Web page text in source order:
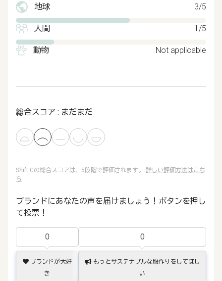
地球 3/5
人間 1/5
動物 Not applicable
総合スコア : まだまだ
Shift Cの総合スコアは、5段階で評価されます。 詳しい評価方法はこち
ら
ブランドにあなたの声を届けましょう！ボタンを押し
て投票！
0
ブランドが大好
き
0
もっとサステナブルな服作りをしてほし
い